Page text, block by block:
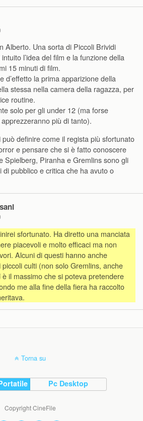
Alberto. Una sorta di Piccoli Brividi
l’idea del film e la funzione della
15 minuti di film.
d’effetto la prima apparizione della
stessa nella camera della ragazza, per
routine.
solo per gli under 12 (ma forse
più di tanto).
definire come il regista più sfortunato
e pensare che si è fatto conoscere
Spielberg, Piranha e Gremlins sono gli
di pubblico e critica che ha avuto o
sfortunato. Ha diretto una manciata
piacevoli e molto efficaci ma non
Alcuni di questi hanno anche
culti (non solo Gremlins, anche
è il massimo che si poteva pretendere
me alla fine della fiera ha raccolto
Torna su
Pc Desktop
Copyright CineFile